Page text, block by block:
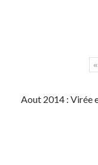
«
Aout 2014 : Virée